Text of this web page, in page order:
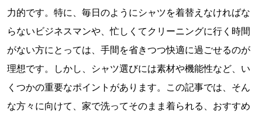
力的です。特に、毎日のようにシャツを着替えなければな
らないビジネスマンや、忙しくてクリーニングに行く時間
がない方にとっては、手間を省きつつ快適に過ごせるのが
理想です。しかし、シャツ選びには素材や機能性など、い
くつかの重要なポイントがあります。この記事では、そん
な方々に向けて、家で洗ってそのまま着られる、おすすめ